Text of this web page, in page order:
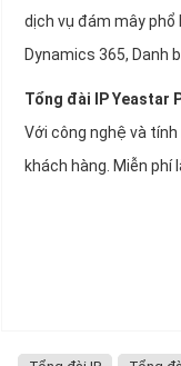
dịch vụ đám mây
Dynamics 365, Danh
Tổng đài IP Yeastar
Với công nghệ và
khách hàng. Miễn phí